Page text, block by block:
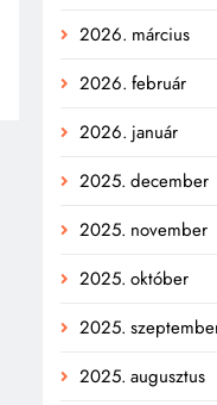
2026. március
2026. február
2026. január
2025. december
2025. november
2025. október
2025.
2025. augusztus